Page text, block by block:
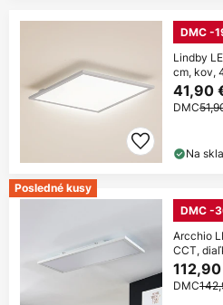
DMC -
Lindby
cm, kov,
41,90
DMC
Na
Posledné kusy
DMC -
Arcchio
CCT,
DMC